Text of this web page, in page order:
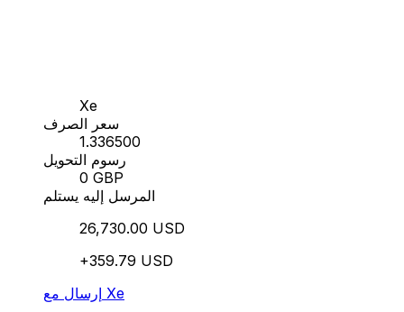
Xe
سعر الصرف
1.336500
رسوم التحويل
0 GBP
المرسل إليه يستلم
26,730.00 USD
+359.79 USD
إرسال مع Xe